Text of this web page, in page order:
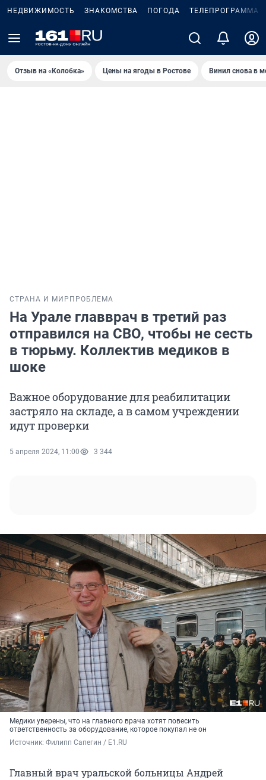
НЕДВИЖИМОСТЬ ЗНАКОМСТВА ПОГОДА ТЕЛЕПРОГРАММА
Отзыв на «Колобка» Цены на ягоды в Ростове Винил снова в
СТРАНА И МИР ПРОБЛЕМА
На Урале главврач в третий раз
отправился на СВО, чтобы не сесть
в тюрьму. Коллектив медиков в
шоке
Важное оборудование для реабилитации
застряло на складе, а в самом учреждении
идут проверки
5 апреля 2024, 11:00 3 344
Медики уверены, что на главного врача хотят повесить
ответственность за оборудование, которое покупал не он
Источник: Филипп Сапегин / E1.RU
Главный врач уральской больницы Андрей